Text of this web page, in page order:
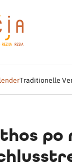
Traditionelle
po